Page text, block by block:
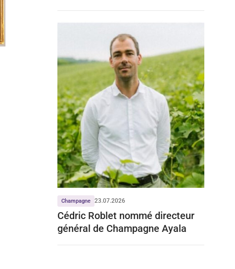
Champagne 23.07.2026
Cédric Roblet nommé directeur
général de Champagne Ayala